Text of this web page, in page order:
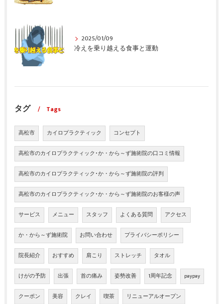
2025/01/09
冷えを乗り越える食事と運動
タグ Tags
高松市 カイロプラクティック コンセプト
高松市のカイロプラクティック･か・から～ず施術院の口コミ情報
高松市のカイロプラクティック･か・から～ず施術院の評判
高松市のカイロプラクティック･か・から～ず施術院のお客様の声
サービス メニュー スタッフ よくある質問 アクセス
か・から～ず施術院 お問い合わせ プライバシーポリシー
院長紹介 おすすめ 肩こり ストレッチ タオル
けがの予防 出張 首の痛み 姿勢改善 1周年記念 paypay
クーポン 美容 クレイ 喫茶 リニューアルオープン